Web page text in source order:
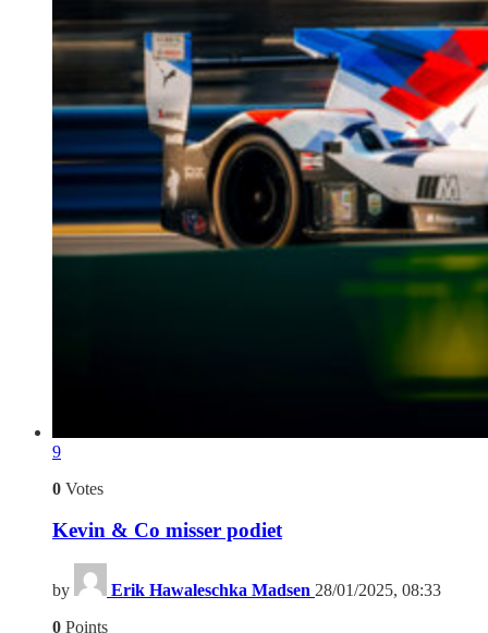
9
0 Votes
Kevin & Co misser podiet
by Erik Hawaleschka Madsen 28/01/2025, 08:33
0 Points